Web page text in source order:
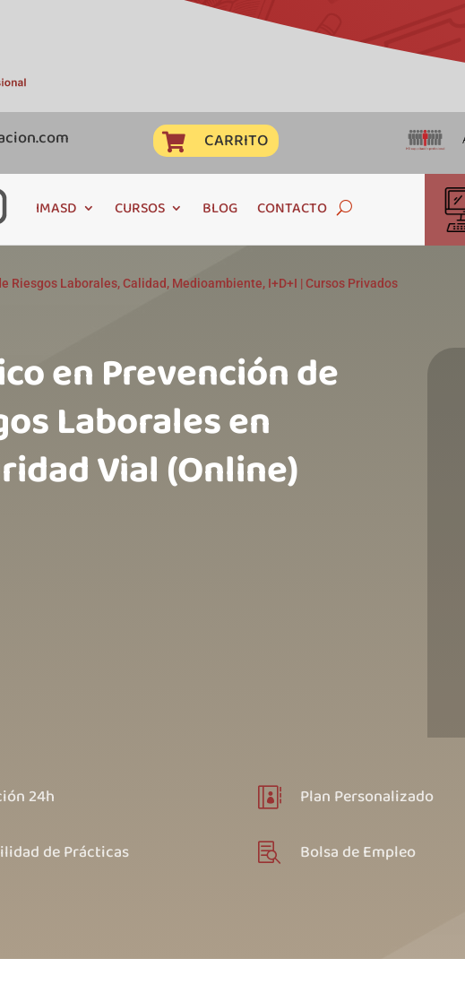
 CARRITO
IMASD CURSOS BLOG CONTACTO
Riesgos Laborales, Calidad, Medioambiente, I+D+I |Cursos Privados
en Prevención de
Laborales en
Vial (Online)ㅤㅤㅤㅤㅤㅤㅤㅤㅤ
24h
de Prácticas
 Plan Personalizado
 Bolsa de Empleo